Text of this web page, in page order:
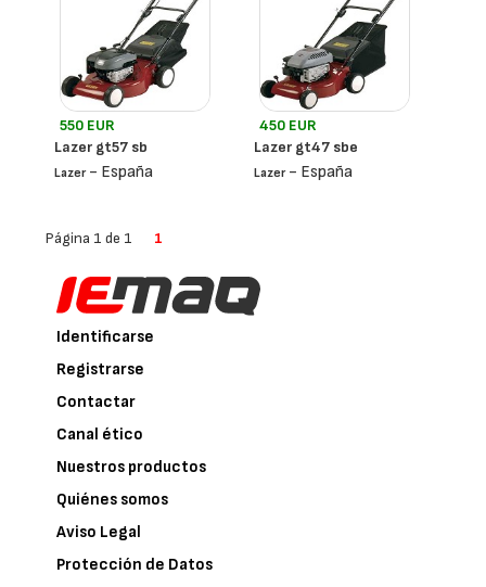
550 EUR
Lazer gt57 sb
Lazer- España
450 EUR
Lazer gt47 sbe
Lazer- España
Página 1 de 1 1
Identificarse
Registrarse
Contactar
Canal ético
Nuestros productos
Quiénes somos
Aviso Legal
Protección de Datos